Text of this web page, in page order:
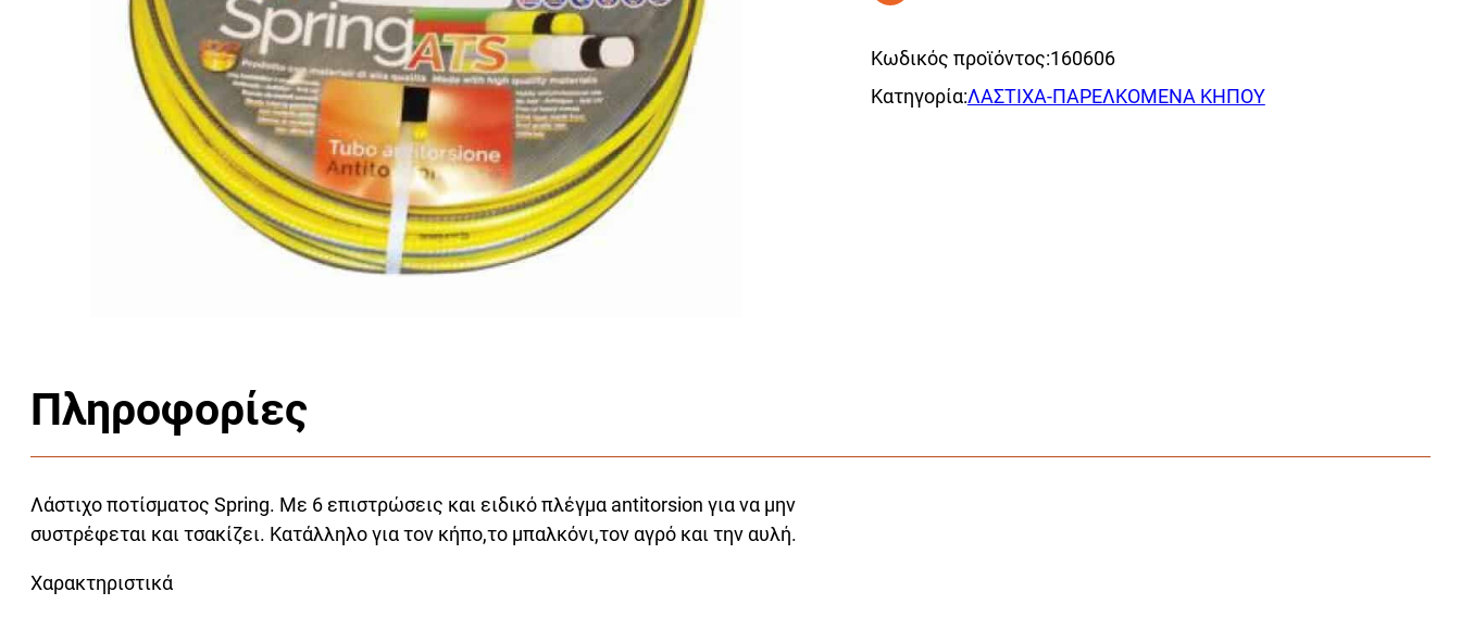
Κωδικός προϊόντος:160606
Κατηγορία:ΛΑΣΤΙΧΑ-ΠΑΡΕΛΚΟΜΕΝΑ ΚΗΠΟΥ
Πληροφορίες
Λάστιχο ποτίσματος Spring. Με 6 επιστρώσεις και ειδικό πλέγμα antitorsion για να μην
συστρέφεται και τσακίζει. Κατάλληλο για τον κήπο,το μπαλκόνι,τον αγρό και την αυλή.
Χαρακτηριστικά